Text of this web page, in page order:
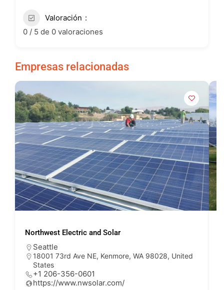
Valoración
0 / 5 de 0 valoraciones
Empresas relacionadas
Northwest Electric and Solar
Seattle
18001 73rd Ave NE, Kenmore, WA 98028, United
States
+1 206-356-0601
https://www.nwsolar.com/